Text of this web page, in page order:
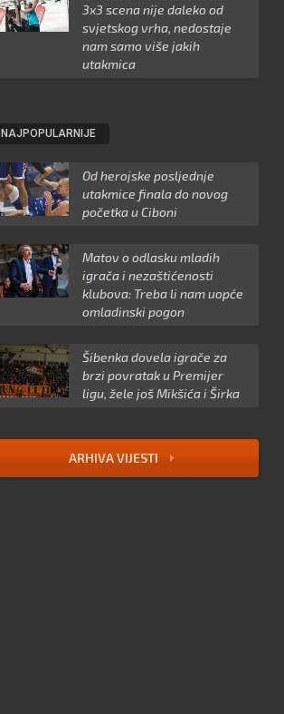
3x3 scena nije daleko od
svjetskog vrha, nedostaje
nam samo više jakih
utakmica
NAJPOPULARNIJE
Od herojske posljednje
utakmice finala do novog
početka u Ciboni
Matov o odlasku mladih
igrača i nezaštićenosti
klubova: Treba li nam uopće
omladinski pogon
Šibenka dovela igrače za
brzi povratak u Premijer
ligu, žele još Mikšića i Širka
ARHIVA VIJESTI